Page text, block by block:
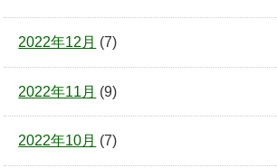
2022年12月 (7)
2022年11月 (9)
2022年10月 (7)